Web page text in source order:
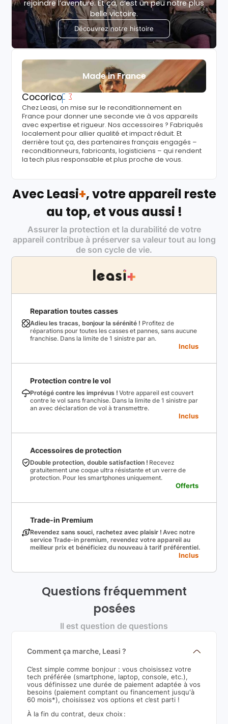
rejoindre l’aventure. Et ça, c’est un peu notre plus
belle victoire.
Découvrez notre histoire
Made in France
Cocorico
Chez Leasi, on mise sur le reconditionnement en
France pour donner une seconde vie à vos appareils
avec expertise et rigueur. Nos accessoires ? Fabriqués
localement pour allier qualité et impact réduit. Et
derrière tout ça, des partenaires français engagés –
reconditionneurs, fabricants, logisticiens – qui rendent
la tech plus responsable et plus proche de vous.
Avec Leasi+, votre appareil reste
au top, et vous aussi !
Assurer la protection et la durabilité de votre
appareil contribue à préserver sa valeur tout au long
de son cycle de vie.
Reparation toutes casses
Adieu les tracas, bonjour la sérénité ! Profitez de
réparations pour toutes les casses et pannes, sans aucune
franchise. Dans la limite de 1 sinistre par an.
Inclus
Protection contre le vol
Protégé contre les imprévus ! Votre appareil est couvert
contre le vol sans franchise. Dans la limite de 1 sinistre par
an avec déclaration de vol à transmettre.
Inclus
Accessoires de protection
Double protection, double satisfaction ! Recevez
gratuitement une coque ultra résistante et un verre de
protection. Pour les smartphones uniquement.
Offerts
Trade-in Premium
Revendez sans souci, rachetez avec plaisir ! Avec notre
service Trade-in premium, revendez votre appareil au
meilleur prix et bénéficiez du nouveau à tarif préférentiel.
Inclus
Questions fréquemment
posées
Il est question de questions
Comment ça marche, Leasi ?
C’est simple comme bonjour : vous choisissez votre
tech préférée (smartphone, laptop, console, etc.),
vous définissez une durée de paiement adaptée à vos
besoins (paiement comptant ou financement jusqu'à
60 mois*), choisissez vos options et c’est parti !
À la fin du contrat, deux choix :